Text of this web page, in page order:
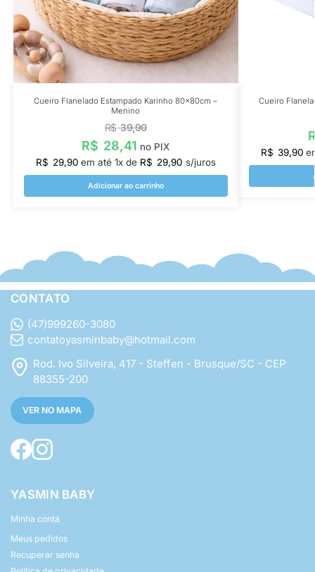
Cueiro Flanelado Estampado Karinho 80x80cm –
Menino
R$39,90
R$ 28,41 no PIX
R$ 29,90 em até 1x de R$ 29,90 s/juros
Adicionar ao carrinho
Cueiro
R$ 39,90
CONTATO
(47)999260-3080
contatoyasminbaby@hotmail.com
Rod. Ivo Silveira, 417 - Steffen - Brusque/SC - CEP
88355-200
VER NO MAPA
YASMIN BABY
Minha conta
Meus pedidos
Recuperar senha